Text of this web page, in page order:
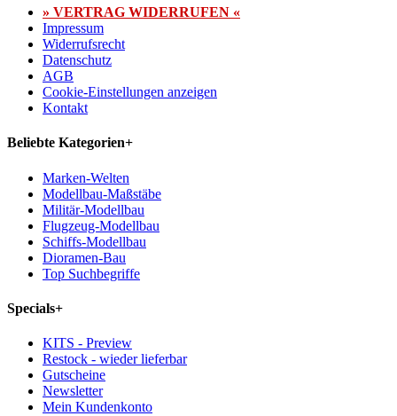
» VERTRAG WIDERRUFEN «
Impressum
Widerrufsrecht
Datenschutz
AGB
Cookie-Einstellungen anzeigen
Kontakt
Beliebte Kategorien+
Marken-Welten
Modellbau-Maßstäbe
Militär-Modellbau
Flugzeug-Modellbau
Schiffs-Modellbau
Dioramen-Bau
Top Suchbegriffe
Specials+
KITS - Preview
Restock - wieder lieferbar
Gutscheine
Newsletter
Mein Kundenkonto